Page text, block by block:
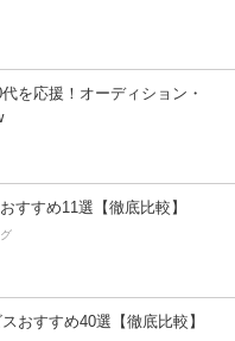
を応援！オーディション・
すすめ11選【徹底比較】
おすすめ40選【徹底比較】